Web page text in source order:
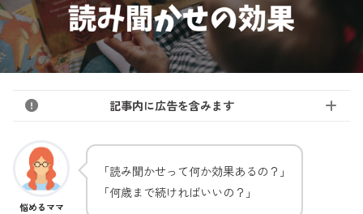
記事内に広告を含みます
悩めるママ
「読み聞かせって何か効果あるの？」
「何歳まで続ければいいの？」